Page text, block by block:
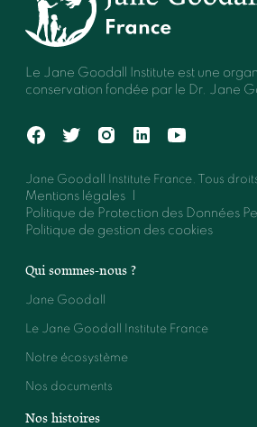
Le Jane Goodall Institute est une
conservation fondée par le Dr. Jane
Jane Goodall Institute France. Tous
Mentions légales
Politique de Protection des Données
Politique de gestion des cookies
Qui sommes-nous ?
Jane Goodall
Le Jane Goodall Institute France
Notre écosystème
Nos documents
Nos histoires